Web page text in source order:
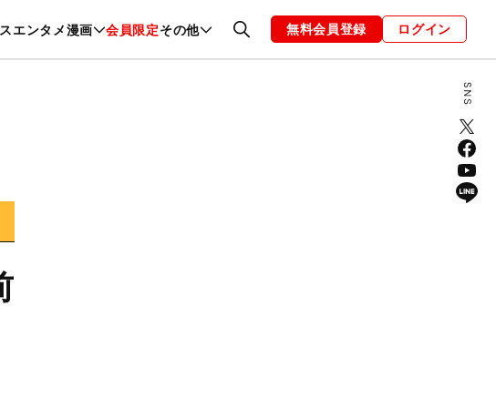
エンタメ漫画 会員限定その他
グルメ ファッション 恋愛・結婚 編集部 お知らせ
無料会員登録 ログイン